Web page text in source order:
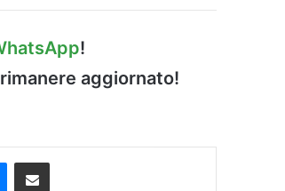
!
aggiornato!
Messenger
Condividi via Email